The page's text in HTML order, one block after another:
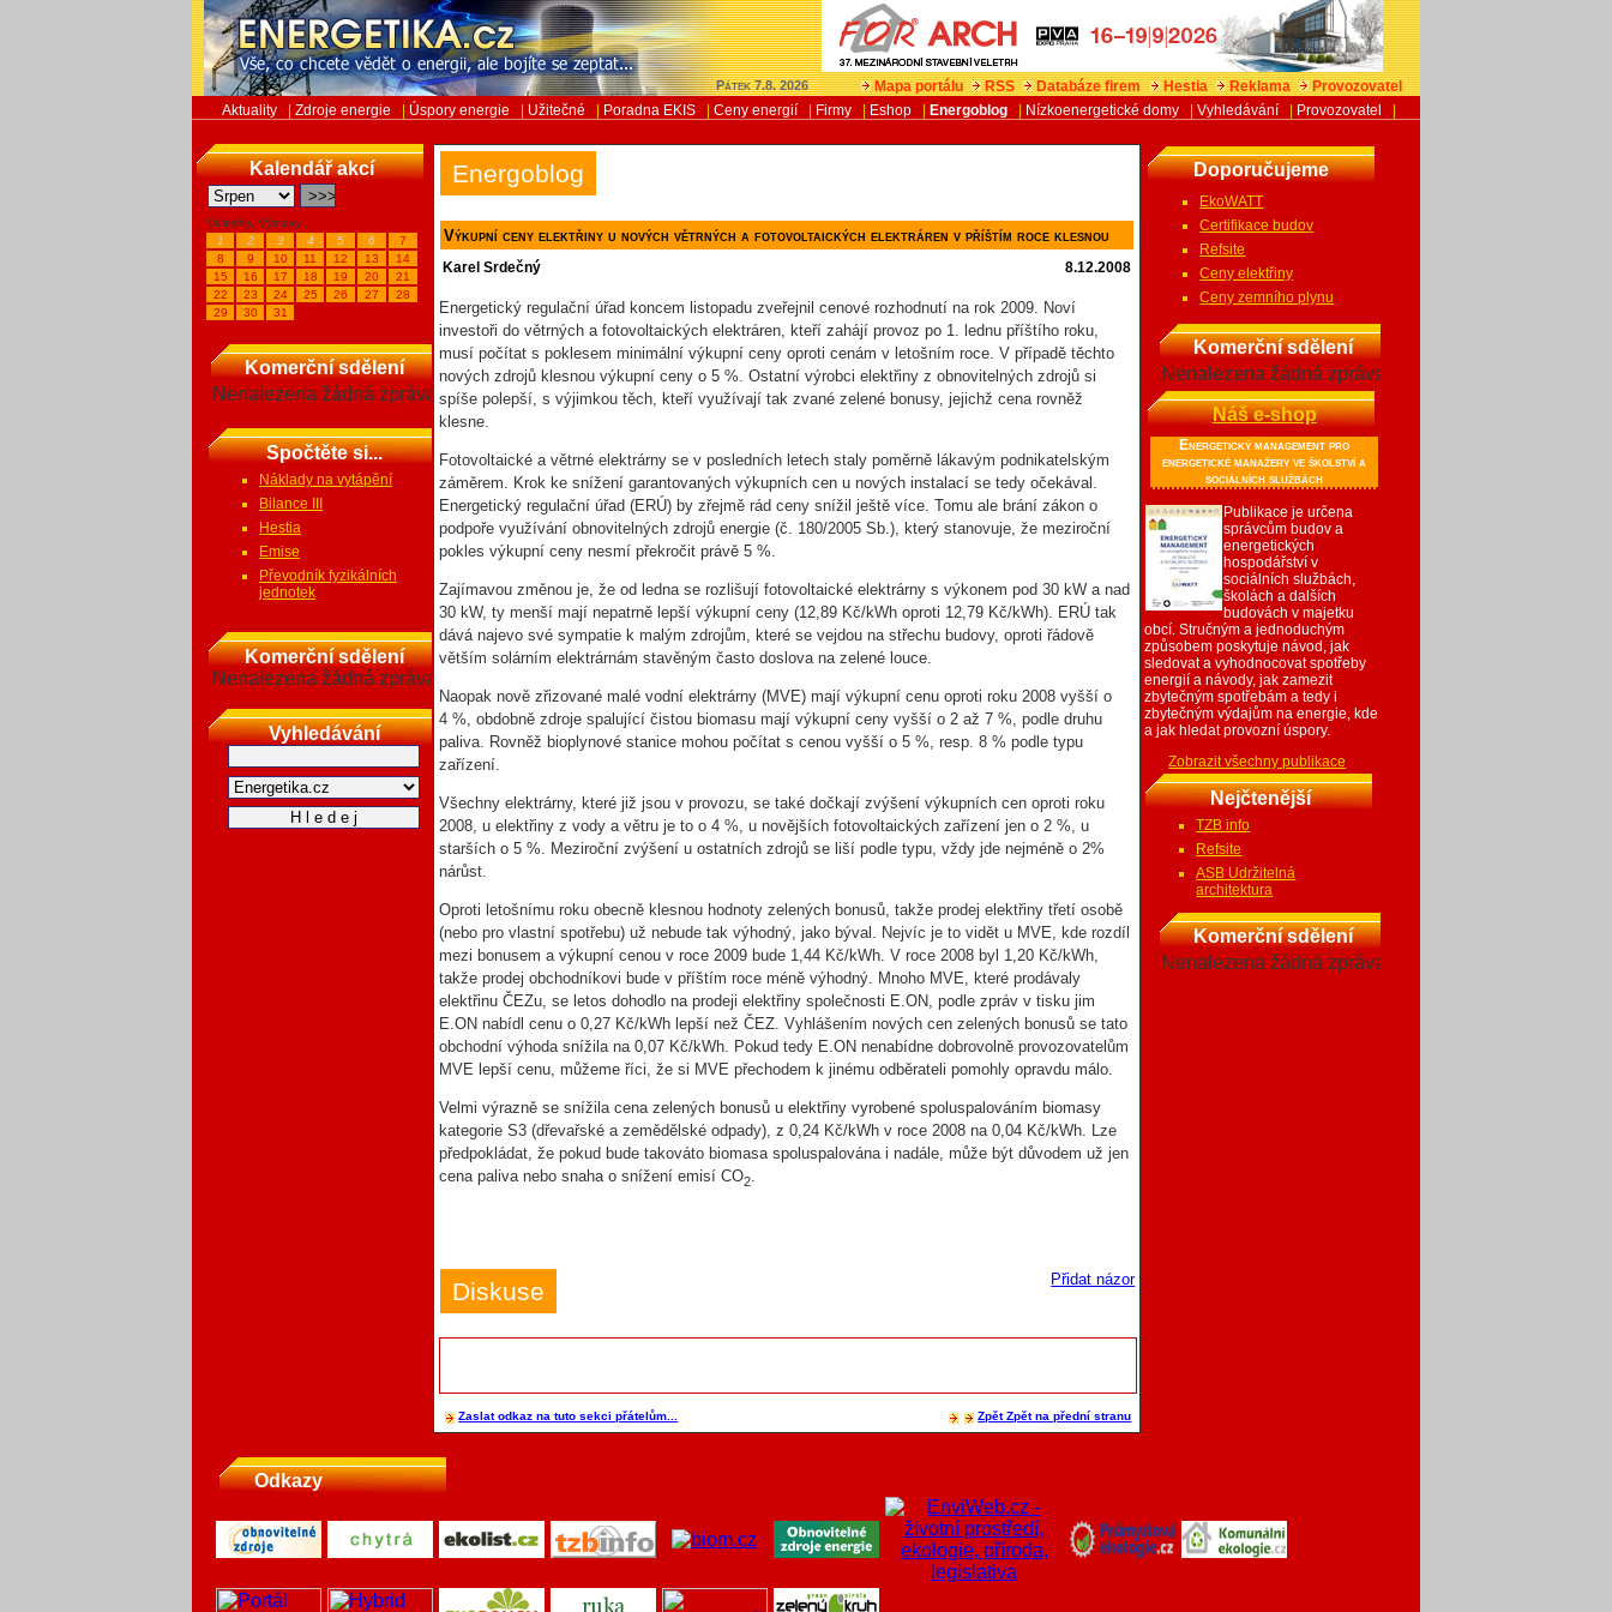
Pátek 7.8. 2026 Mapa portálu RSS Databáze firem Hestia Reklama
Provozovatel
Aktuality
Zdroje energie Úspory energie Užitečné Poradna EKIS Ceny energií Firmy Eshop Energoblog Nízkoenergetické domy Vyhledávání Provozovatel
Kalendář akcí
Veletrhy, Výstavy...
1
2 3 4 5 6
7
8
9 10 11 12 13
14
15
16 17 18 19 20
21
22
23 24 25 26 27
28
29
30 31
Komerční sdělení
Nenalezena žádná zpráva
Spočtěte si...
Náklady na vytápění
Bilance III
Hestia
Emise
Převodník fyzikálních
jednotek
Komerční sdělení
Nenalezena žádná zpráva
Vyhledávání
Energoblog
Výkupní ceny elektřiny u nových větrných a fotovoltaických elektráren v příštím roce klesnou
Karel Srdečný 8.12.2008
Energetický regulační úřad koncem listopadu zveřejnil cenové rozhodnutí na rok 2009. Noví
investoři do větrných a fotovoltaických elektráren, kteří zahájí provoz po 1. lednu příštího roku,
musí počítat s poklesem minimální výkupní ceny oproti cenám v letošním roce. V případě těchto
nových zdrojů klesnou výkupní ceny o 5 %. Ostatní výrobci elektřiny z obnovitelných zdrojů si
spíše polepší, s výjimkou těch, kteří využívají tak zvané zelené bonusy, jejichž cena rovněž
klesne.
Fotovoltaické a větrné elektrárny se v posledních letech staly poměrně lákavým podnikatelským
záměrem. Krok ke snížení garantovaných výkupních cen u nových instalací se tedy očekával.
Energetický regulační úřad (ERÚ) by zřejmě rád ceny snížil ještě více. Tomu ale brání zákon o
podpoře využívání obnovitelných zdrojů energie (č. 180/2005 Sb.), který stanovuje, že meziroční
pokles výkupní ceny nesmí překročit právě 5 %.
Zajímavou změnou je, že od ledna se rozlišují fotovoltaické elektrárny s výkonem pod 30 kW a nad
30 kW, ty menší mají nepatrně lepší výkupní ceny (12,89 Kč/kWh oproti 12,79 Kč/kWh). ERÚ tak
dává najevo své sympatie k malým zdrojům, které se vejdou na střechu budovy, oproti řádově
větším solárním elektrárnám stavěným často doslova na zelené louce.
Naopak nově zřizované malé vodní elektrárny (MVE) mají výkupní cenu oproti roku 2008 vyšší o
4 %, obdobně zdroje spalující čistou biomasu mají výkupní ceny vyšší o 2 až 7 %, podle druhu
paliva. Rovněž bioplynové stanice mohou počítat s cenou vyšší o 5 %, resp. 8 % podle typu
zařízení.
Všechny elektrárny, které již jsou v provozu, se také dočkají zvýšení výkupních cen oproti roku
2008, u elektřiny z vody a větru je to o 4 %, u novějších fotovoltaických zařízení jen o 2 %, u
starších o 5 %. Meziroční zvýšení u ostatních zdrojů se liší podle typu, vždy jde nejméně o 2%
nárůst.
Oproti letošnímu roku obecně klesnou hodnoty zelených bonusů, takže prodej elektřiny třetí osobě
(nebo pro vlastní spotřebu) už nebude tak výhodný, jako býval. Nejvíc je to vidět u MVE, kde rozdíl
mezi bonusem a výkupní cenou v roce 2009 bude 1,44 Kč/kWh. V roce 2008 byl 1,20 Kč/kWh,
takže prodej obchodníkovi bude v příštím roce méně výhodný. Mnoho MVE, které prodávaly
elektřinu ČEZu, se letos dohodlo na prodeji elektřiny společnosti E.ON, podle zpráv v tisku jim
E.ON nabídl cenu o 0,27 Kč/kWh lepší než ČEZ. Vyhlášením nových cen zelených bonusů se tato
obchodní výhoda snížila na 0,07 Kč/kWh. Pokud tedy E.ON nenabídne dobrovolně provozovatelům
MVE lepší cenu, můžeme říci, že si MVE přechodem k jinému odběrateli pomohly opravdu málo.
Velmi výrazně se snížila cena zelených bonusů u elektřiny vyrobené spoluspalováním biomasy
kategorie S3 (dřevařské a zemědělské odpady), z 0,24 Kč/kWh v roce 2008 na 0,04 Kč/kWh. Lze
předpokládat, že pokud bude takováto biomasa spoluspalována i nadále, může být důvodem už jen
cena paliva nebo snaha o snížení emisí CO2.
Přidat názor
Diskuse
Zaslat odkaz na tuto sekci přátelům... ZpětZpět na přední stranu
Doporučujeme
EkoWATT
Certifikace budov
Refsite
Ceny elektřiny
Ceny zemního plynu
Komerční sdělení
Nenalezena žádná zpráva
Náš e-shop
Energetický management pro
energetické manažery ve školství a
sociálních službách
Publikace je určena
správcům budov a
energetických
hospodářství v
sociálních službách,
školách a dalších
budovách v majetku
obcí. Stručným a jednoduchým
způsobem poskytuje návod, jak
sledovat a vyhodnocovat spotřeby
energií a návody, jak zamezit
zbytečným spotřebám a tedy i
zbytečným výdajům na energie, kde
a jak hledat provozní úspory.
Zobrazit všechny publikace
Nejčtenější
TZB info
Refsite
ASB Udržitelná
architektura
Komerční sdělení
Nenalezena žádná zpráva
Odkazy